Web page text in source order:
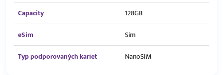
Capacity
128GB
eSim
Sim
Typ podporovaných kariet
NanoSIM